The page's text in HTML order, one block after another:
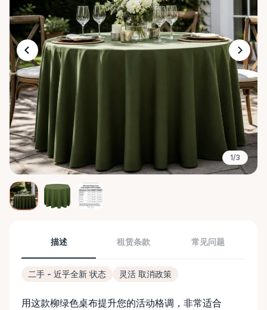
1/3
描述 租赁条款 常见问题
二手 - 近乎全新 状态 灵活 取消政策
用这款柳绿色桌布提升您的活动格调，非常适合